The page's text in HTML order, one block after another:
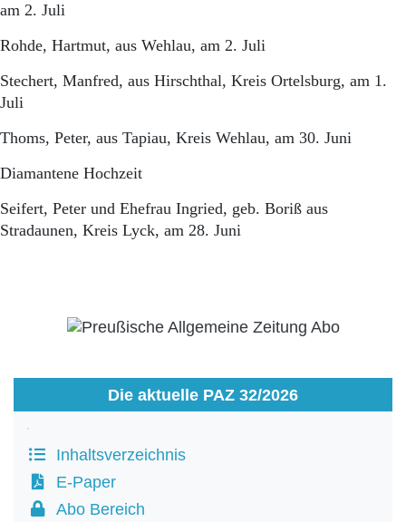
am 2. Juli
Rohde, Hartmut, aus Wehlau, am 2. Juli
Stechert, Manfred, aus Hirschthal, Kreis Ortelsburg, am 1.
Juli
Thoms, Peter, aus Tapiau, Kreis Wehlau, am 30. Juni
Diamantene Hochzeit
Seifert, Peter und Ehefrau Ingried, geb. Boriß aus
Stradaunen, Kreis Lyck, am 28. Juni
Die aktuelle PAZ 32/2026
Inhaltsverzeichnis
E-Paper
Abo Bereich